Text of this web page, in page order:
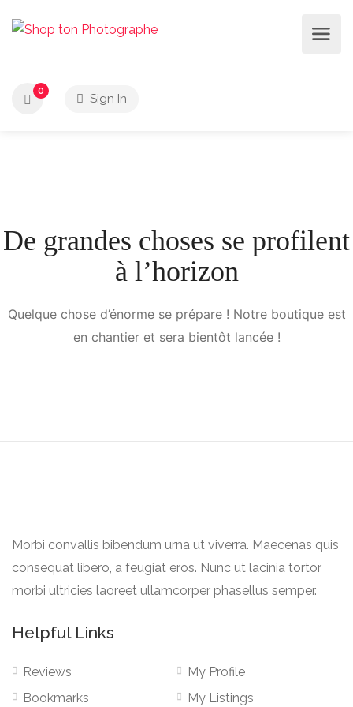
0
Sign In
De grandes choses se profilent
à l’horizon
Quelque chose d’énorme se prépare ! Notre boutique est
en chantier et sera bientôt lancée !
Morbi convallis bibendum urna ut viverra. Maecenas quis
consequat libero, a feugiat eros. Nunc ut lacinia tortor
morbi ultricies laoreet ullamcorper phasellus semper.
Helpful Links
Reviews
Bookmarks
My Profile
My Listings